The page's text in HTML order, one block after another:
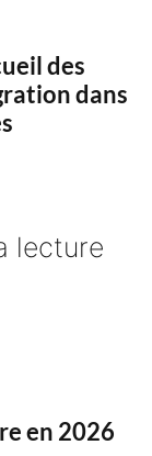
des
dans
en 2026